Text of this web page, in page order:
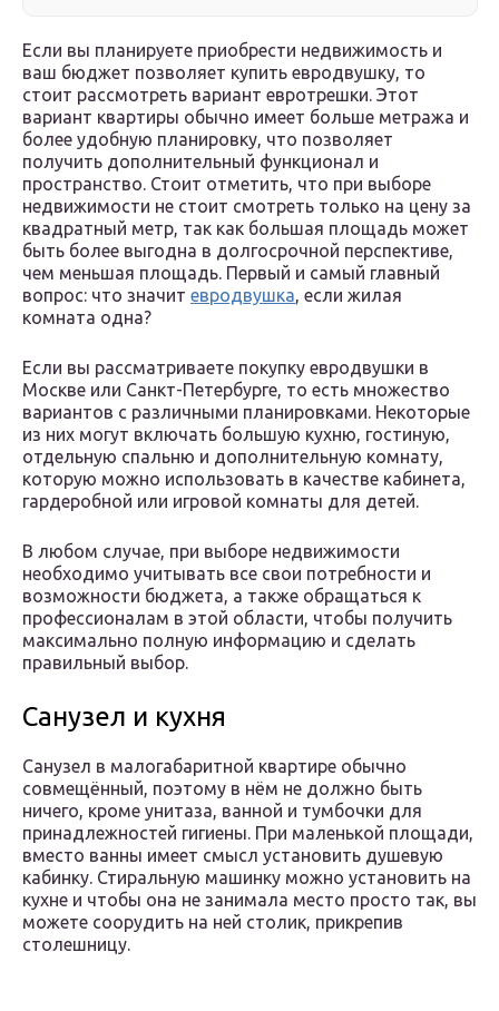
Если вы планируете приобрести недвижимость и
ваш бюджет позволяет купить евродвушку, то
стоит рассмотреть вариант евротрешки. Этот
вариант квартиры обычно имеет больше метража и
более удобную планировку, что позволяет
получить дополнительный функционал и
пространство. Стоит отметить, что при выборе
недвижимости не стоит смотреть только на цену за
квадратный метр, так как большая площадь может
быть более выгодна в долгосрочной перспективе,
чем меньшая площадь. Первый и самый главный
вопрос: что значит евродвушка, если жилая
комната одна?
Если вы рассматриваете покупку евродвушки в
Москве или Санкт-Петербурге, то есть множество
вариантов с различными планировками. Некоторые
из них могут включать большую кухню, гостиную,
отдельную спальню и дополнительную комнату,
которую можно использовать в качестве кабинета,
гардеробной или игровой комнаты для детей.
В любом случае, при выборе недвижимости
необходимо учитывать все свои потребности и
возможности бюджета, а также обращаться к
профессионалам в этой области, чтобы получить
максимально полную информацию и сделать
правильный выбор.
Санузел и кухня
Санузел в малогабаритной квартире обычно
совмещённый, поэтому в нём не должно быть
ничего, кроме унитаза, ванной и тумбочки для
принадлежностей гигиены. При маленькой площади,
вместо ванны имеет смысл установить душевую
кабинку. Стиральную машинку можно установить на
кухне и чтобы она не занимала место просто так, вы
можете соорудить на ней столик, прикрепив
столешницу.